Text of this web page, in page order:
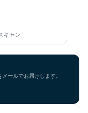
キャン
ールでお届けします。